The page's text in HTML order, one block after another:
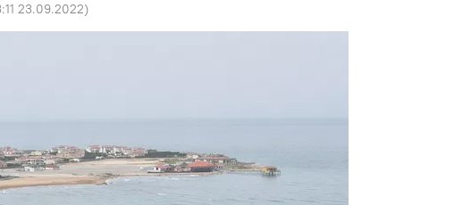
23.09.2022)